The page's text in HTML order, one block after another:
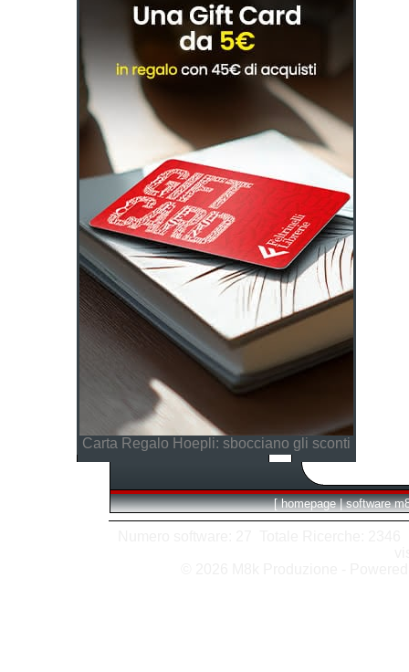
Carta Regalo Hoepli: sbocciano gli sconti
[ homepage | software